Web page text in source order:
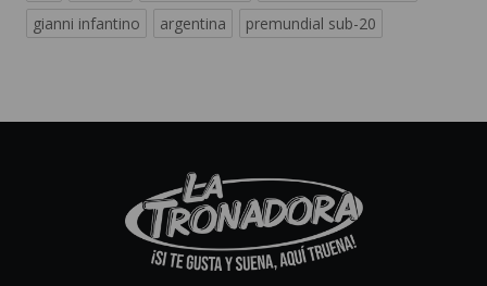
gianni infantino
argentina premundial sub-20